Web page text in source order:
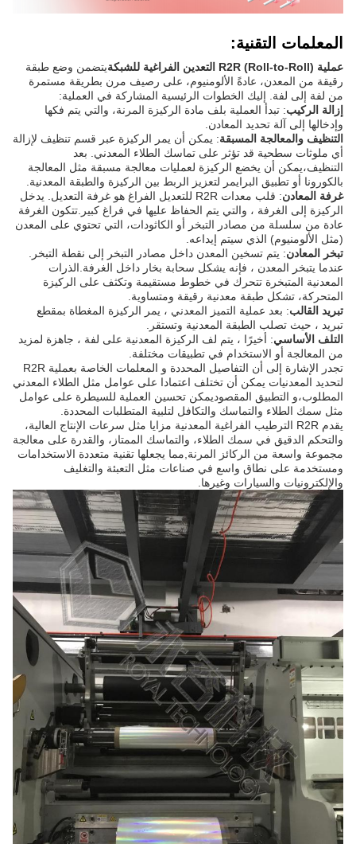
المعلمات التقنية:
عملية R2R (Roll-to-Roll) التعدين الفراغية للشبكة
يتضمن وضع طبقة
رقيقة من المعدن، عادةً الألومنيوم، على رصيف مرن بطريقة مستمرة
من لفة إلى لفة. إليك الخطوات الرئيسية المشاركة في العملية:
إزالة الركيب: تبدأ العملية بلف مادة الركيزة المرنة، والتي يتم فكها
وإدخالها إلى آلة تحديد المعادن.
التنظيف والمعالجة المسبقة: يمكن أن يمر الركيزة عبر قسم تنظيف لإزالة
أي ملوثات سطحية قد تؤثر على تماسك الطلاء المعدني. بعد
التنظيف،يمكن أن يخضع الركيزة لعمليات معالجة مسبقة مثل المعالجة
بالكورونا أو تطبيق البرايمر لتعزيز الربط بين الركيزة والطبقة المعدنية.
غرفة المعادن
: قلب معدات R2R للتعديل الفراغ هو غرفة التعديل. يدخل
الركيزة إلى الغرفة ، والتي يتم الحفاظ عليها في فراغ كبير.تتكون الغرفة
عادة من سلسلة من مصادر التبخر أو الكاثودات، التي تحتوي على المعدن
(مثل الألومنيوم) الذي سيتم إيداعه.
تبخر المعادن: يتم تسخين المعدن داخل مصادر التبخر إلى نقطة التبخر.
عندما يتبخر المعدن ، فإنه يشكل سحابة بخار داخل الغرفة.الذرات
المعدنية المتبخرة تتحرك في خطوط مستقيمة وتكثف على الركيزة
المتحركة، تشكل طبقة معدنية رقيقة ومتساوية.
تبريد القالب: بعد عملية التميز المعدني ، يمر الركيزة المغطاة بمقطع
تبريد ، حيث تصلب الطبقة المعدنية وتستقر.
التلف الأساسي : أخيرًا ، يتم لف الركيزة المعدنية على لفة ، جاهزة لمزيد
من المعالجة أو الاستخدام في تطبيقات مختلفة.
تجدر الإشارة إلى أن التفاصيل المحددة و المعلمات الخاصة بعملية R2R
لتحديد المعدنيات يمكن أن تختلف اعتمادا على عوامل مثل الطلاء المعدني
المطلوب،و التطبيق المقصوديمكن تحسين العملية للسيطرة على عوامل
مثل سمك الطلاء والتماسك والتكافل لتلبية المتطلبات المحددة.
يقدم R2R الترطيب الفراغية المعدنية مزايا مثل سرعات الإنتاج العالية،
والتحكم الدقيق في سمك الطلاء، والتماسك الممتاز، والقدرة على معالجة
مجموعة واسعة من الركائز المرنة,مما يجعلها تقنية متعددة الاستخدامات
ومستخدمة على نطاق واسع في صناعات مثل التعبئة والتغليف
والإلكترونيات والسيارات وغيرها.